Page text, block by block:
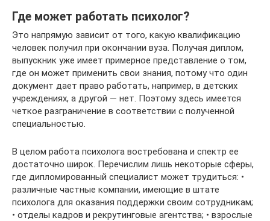
Где может работать психолог?
Это напрямую зависит от того, какую квалификацию
человек получил при окончании вуза. Получая диплом,
выпускник уже имеет примерное представление о том,
где он может применить свои знания, потому что один
документ дает право работать, например, в детских
учреждениях, а другой — нет. Поэтому здесь имеется
четкое разграничение в соответствии с полученной
специальностью.
В целом работа психолога востребована и спектр ее
достаточно широк. Перечислим лишь некоторые сферы,
где дипломированный специалист может трудиться: •
различные частные компании, имеющие в штате
психолога для оказания поддержки своим сотрудникам;
• отделы кадров и рекрутинговые агентства; • взрослые